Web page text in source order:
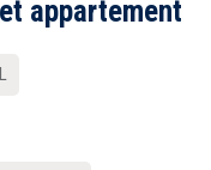
appartement